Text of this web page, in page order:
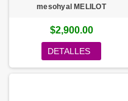
mesohyal MELILOT
$2,900.00
DETALLES